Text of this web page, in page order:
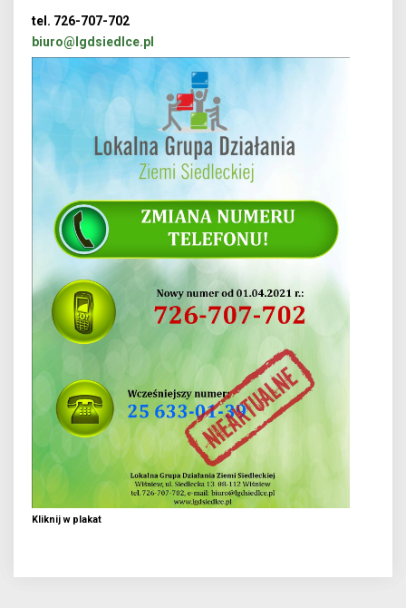
tel. 726-707-702
biuro@lgdsiedlce.pl
Kliknij w plakat